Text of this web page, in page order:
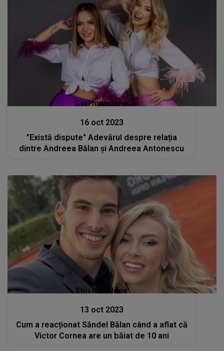
Stiri mondene
16 oct 2023
”Există dispute" Adevărul despre relația
dintre Andreea Bălan și Andreea Antonescu
Stiri mondene
13 oct 2023
Cum a reacționat Săndel Bălan când a aflat că
Victor Cornea are un băiat de 10 ani